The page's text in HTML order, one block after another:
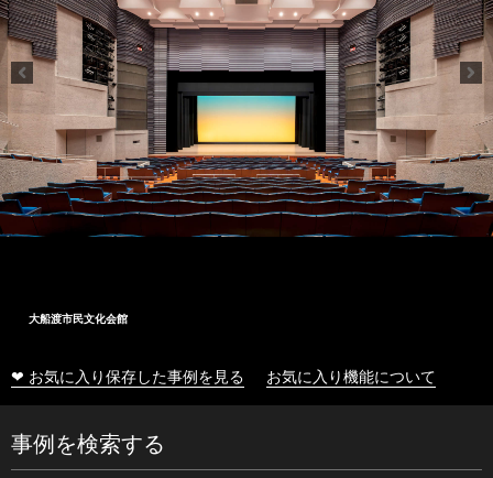
大船渡市民文化会館
❤ お気に入り保存した事例を見る お気に入り機能について
事例を検索する